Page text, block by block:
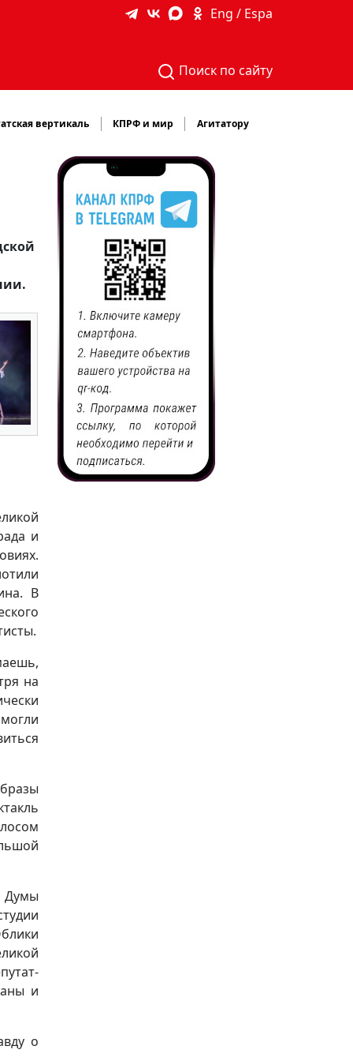
Eng / Espa
Поиск по сайту
вертикаль КПРФ и мир Агитатору
и
В
на
Думы
и
о